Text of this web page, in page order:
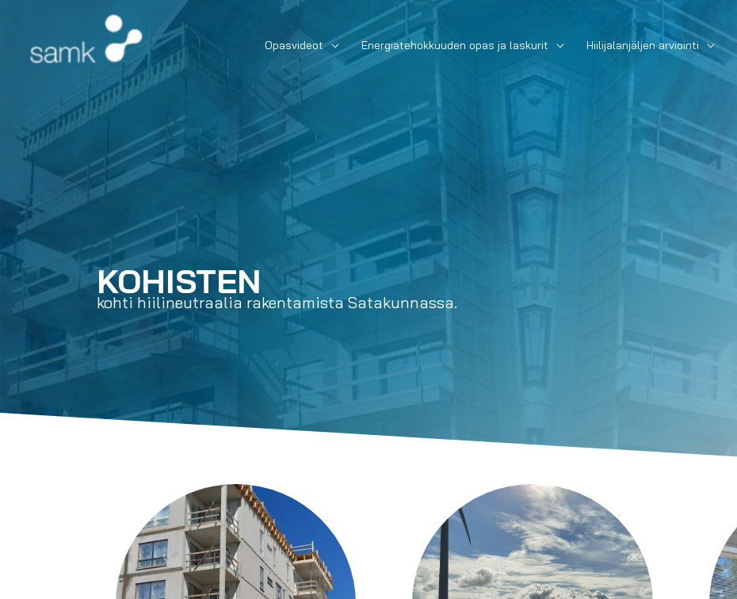
Opasvideot Energiatehokkuuden opas ja laskurit Hiilijalanjäljen arviointi
KOHISTEN
kohti hiilineutraalia rakentamista Satakunnassa.